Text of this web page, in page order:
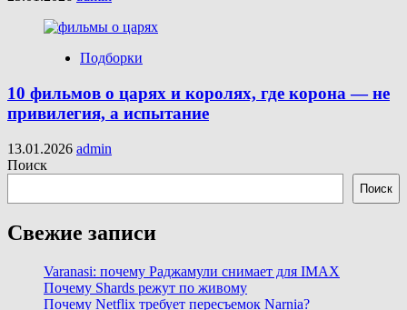
Подборки
10 фильмов о царях и королях, где корона — не
привилегия, а испытание
13.01.2026 admin
Поиск
Поиск
Свежие записи
Varanasi: почему Раджамули снимает для IMAX
Почему Shards режут по живому
Почему Netflix требует пересъемок Narnia?